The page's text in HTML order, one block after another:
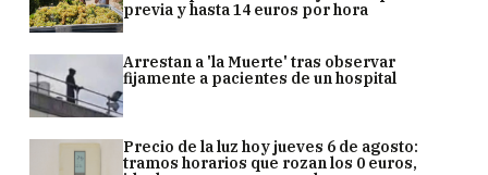
previa y hasta 14 euros por hora
Arrestan a 'la Muerte' tras observar
fijamente a pacientes de un hospital
Precio de la luz hoy jueves 6 de agosto:
tramos horarios que rozan los 0 euros,